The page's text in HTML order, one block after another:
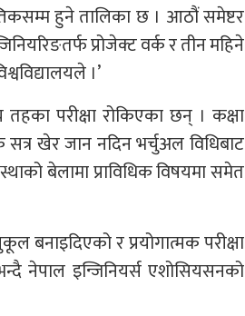
हुने तालिका छ । आठौं समेष्टर
प्रोजेक्ट वर्क र तीन महिने
।’
परीक्षा रोकिएका छन् । कक्षा
खेर जान नदिन भर्चुअल विधिबाट
बेलामा प्राविधिक विषयमा समेत
बनाइदिएको र प्रयोगात्मक परीक्षा
नेपाल इन्जिनियर्स एशोसियसनको